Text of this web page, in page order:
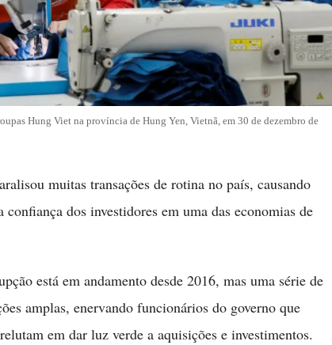
Hung Viet na província de Hung Yen, Vietnã, em 30 de dezembro de
muitas transações de rotina no país, causando
dos investidores em uma das economias de
está em andamento desde 2016, mas uma série de
amplas, enervando funcionários do governo que
em dar luz verde a aquisições e investimentos.